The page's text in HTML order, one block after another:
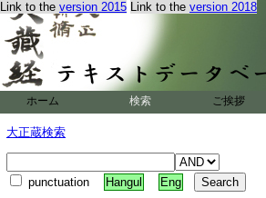
Link to the version 2015 Link to the version 2018
ホーム 検索 ご挨拶
大正蔵検索
punctuation Hangul Eng